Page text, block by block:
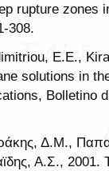
rupture zones
308.
E.E.,
solutions in
Bolletino
Δ.Μ.,
Α.Σ.,